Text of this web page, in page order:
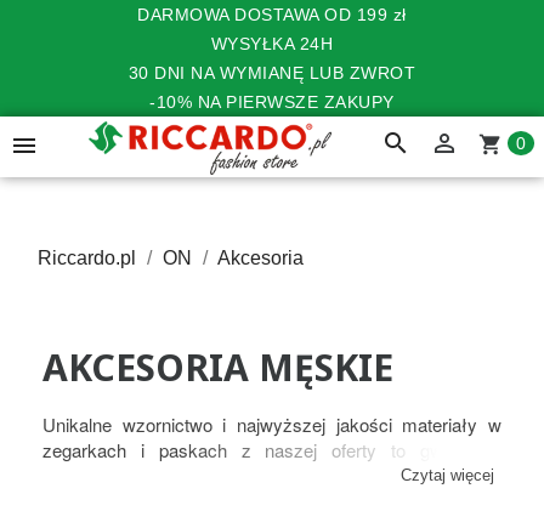
DARMOWA DOSTAWA OD 199 zł
WYSYŁKA 24H
30 DNI NA WYMIANĘ LUB ZWROT
-10% NA PIERWSZE ZAKUPY
 search  shopping_cart 0
Riccardo.pl ON Akcesoria
AKCESORIA MĘSKIE
Unikalne wzornictwo i najwyższej jakości materiały w
zegarkach i paskach z naszej oferty to gwarancja
zadowolenia każdego użytkownika. Doskonały wybór dla
Czytaj więcej